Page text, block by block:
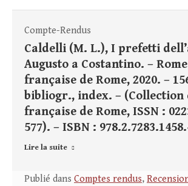
Compte-Rendus
Caldelli (M. L.), I prefetti
Augusto a Costantino. –
française de Rome, 2020. –
bibliogr., index. – (Collection
française de Rome, ISSN :
577). – ISBN :
Lire la suite
Publié dans Comptes rendus,